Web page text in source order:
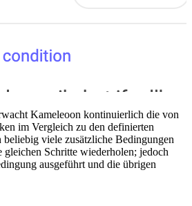
Kameleoon kontinuierlich die von
im Vergleich zu den definierten
viele zusätzliche Bedingungen
Schritte wiederholen; jedoch
ausgeführt und die übrigen